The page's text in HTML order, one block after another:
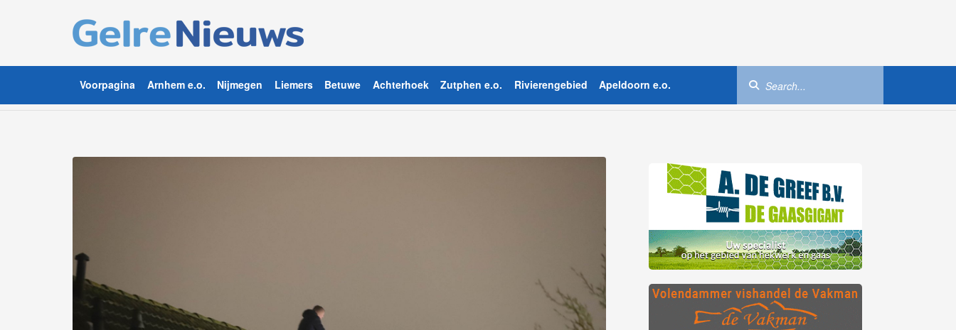
Voorpagina Arnhem e.o. Nijmegen Liemers Betuwe Achterhoek Zutphen e.o. Rivierengebied Apeldoorn e.o.